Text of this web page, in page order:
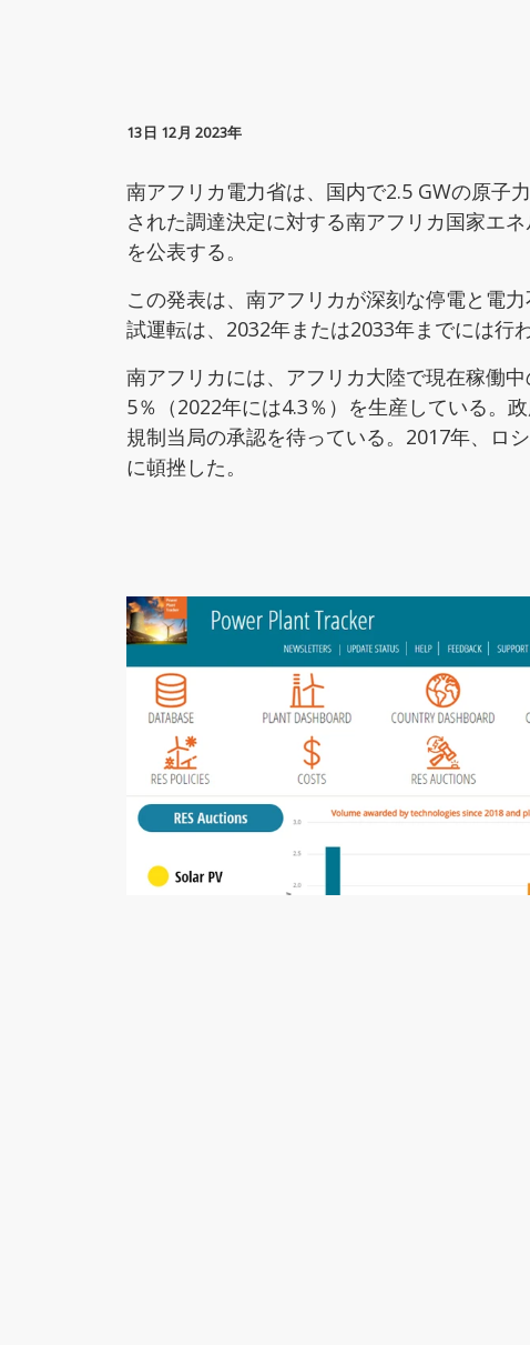
13日 12月 2023年
南アフリカ電力省は、国内で2.5 GWの原子
された調達決定に対する南アフリカ国家エ
を公表する。
この発表は、南アフリカが深刻な停電と電
試運転は、2032年または2033年までには行
南アフリカには、アフリカ大陸で現在稼働
5％（2022年には4.3％）を生産している。
規制当局の承認を待っている。2017年、ロ
に頓挫した。